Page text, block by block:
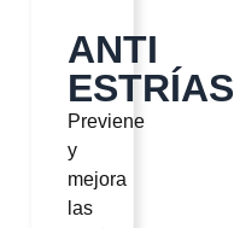
ANTI
ESTRÍAS
Previene
y
mejora
las